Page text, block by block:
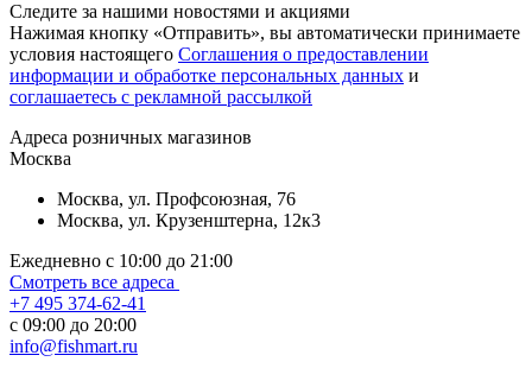
Следите за нашими новостями и акциями
Нажимая кнопку «Отправить», вы автоматически принимаете
условия настоящего Cоглашения о предоставлении
информации и обработке персональных данных и
соглашаетесь с рекламной рассылкой
Aдреса розничных магазинов
Москва
Москва, ул. Профсоюзная, 76
Москва, ул. Крузенштерна, 12к3
Ежедневно с 10:00 до 21:00
Смотреть все адреса
+7 495 374-62-41
c 09:00 до 20:00
info@fishmart.ru